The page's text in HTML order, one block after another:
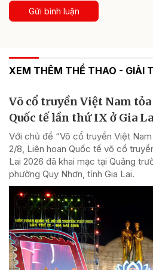
Gửi bình luận
XEM THÊM THỂ THAO - GIẢI
Võ cổ truyền Việt Nam
Quốc tế lần thứ IX ở Gia
Với chủ đề “Võ cổ truyền Việt
2/8, Liên hoan Quốc tế võ cổ
Lai 2026 đã khai mạc tại Quảng
phường Quy Nhơn, tỉnh Gia Lai.